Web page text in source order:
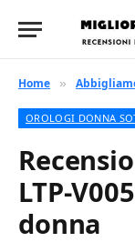
Home »
OROLOGI DONNA
LTP-
donna